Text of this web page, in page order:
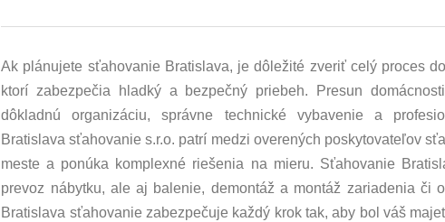
Ak plánujete sťahovanie Bratislava, je dôležité zveriť celý proces
ktorí zabezpečia hladký a bezpečný priebeh. Presun
dôkladnú organizáciu, správne technické vybavenie a
Bratislava sťahovanie s.r.o. patrí medzi overených poskytovateľov
meste a ponúka komplexné riešenia na mieru. Sťahovanie
prevoz nábytku, ale aj balenie, demontáž a montáž zariadenia či
Bratislava sťahovanie zabezpečuje každý krok tak, aby bol váš